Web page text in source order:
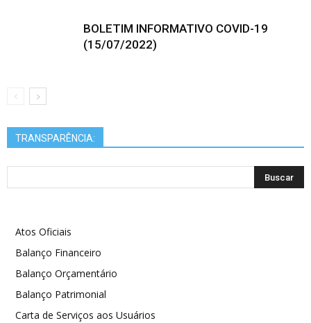
BOLETIM INFORMATIVO COVID-19
(15/07/2022)
TRANSPARÊNCIA:
Atos Oficiais
Balanço Financeiro
Balanço Orçamentário
Balanço Patrimonial
Carta de Serviços aos Usuários